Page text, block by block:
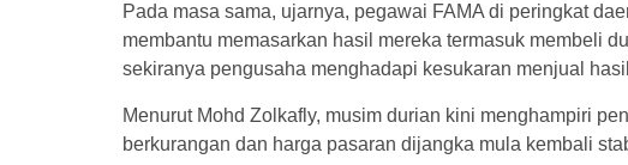
Pada masa sama, ujarnya, pegawai FAMA di peringkat
membantu memasarkan hasil mereka termasuk membeli
sekiranya pengusaha menghadapi kesukaran menjual
Menurut Mohd Zolkafly, musim durian kini menghampiri
berkurangan dan harga pasaran dijangka mula kembali